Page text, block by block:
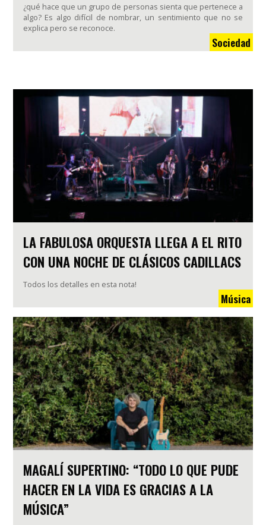
¿qué hace que un grupo de personas sienta que pertenece a
algo? Es algo difícil de nombrar, un sentimiento que no se
explica pero se reconoce.
Sociedad
LA FABULOSA ORQUESTA LLEGA A EL RITO
CON UNA NOCHE DE CLÁSICOS CADILLACS
Todos los detalles en esta nota!
Música
MAGALÍ SUPERTINO: “TODO LO QUE PUDE
HACER EN LA VIDA ES GRACIAS A LA
MÚSICA”